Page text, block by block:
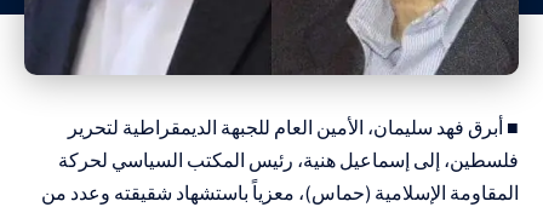
■ أبرق فهد سليمان، الأمين العام للجبهة الديمقراطية لتحرير
فلسطين، إلى إسماعيل هنية، رئيس المكتب السياسي لحركة
المقاومة الإسلامية (حماس)، معزياً باستشهاد شقيقته وعدد من